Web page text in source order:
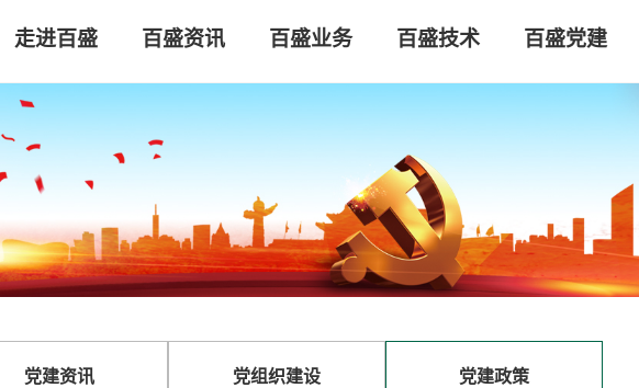
走进百盛 百盛资讯 百盛业务 百盛技术 百盛党建
党建资讯 党组织建设 党建政策